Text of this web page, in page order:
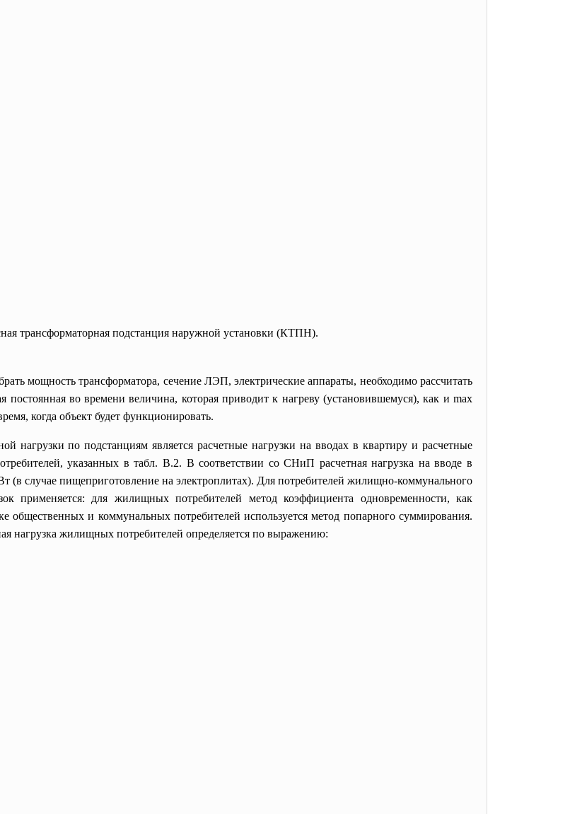
трансформаторная подстанция наружной установки (КТПН).
мощность трансформатора, сечение ЛЭП, электрические аппараты, необходимо рассчитать
постоянная во времени величина, которая приводит к нагреву (установившемуся), как и max
когда объект будет функционировать.
нагрузки по подстанциям является расчетные нагрузки на вводах в квартиру и расчетные
указанных в табл. В.2. В соответствии со СНиП расчетная нагрузка на вводе в
(в случае пищеприготовление на электроплитах). Для потребителей жилищно-коммунального
применяется: для жилищных потребителей метод коэффициента одновременности, как
общественных и коммунальных потребителей используется метод попарного суммирования.
нагрузка жилищных потребителей определяется по выражению: